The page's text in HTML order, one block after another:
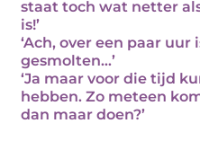
staat toch wat netter
is!’
‘Ach, over een paar
gesmolten…’
‘Ja maar voor die tijd
hebben. Zo meteen
dan maar doen?’